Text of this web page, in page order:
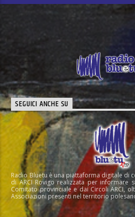
SEGUICI ANCHE SU
Radio Bluetu è una piattaforma digitale di
di ARCI Rovigo realizzata per informare
Comitato provinciale e dai Circoli ARCI,
Associazioni presenti nel territorio